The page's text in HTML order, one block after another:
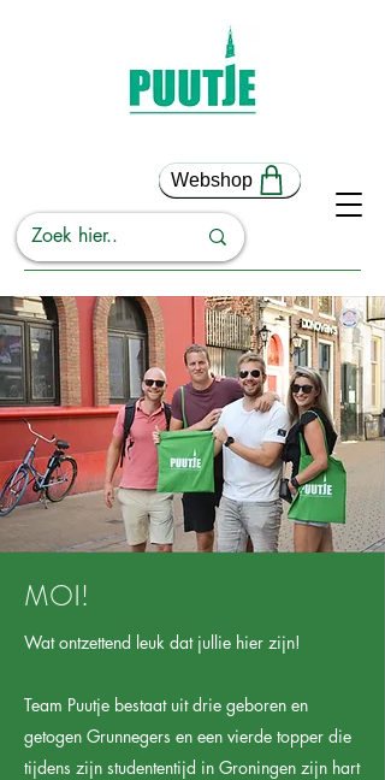
Webshop
MOI!
Wat ontzettend leuk dat jullie hier zijn!
Team Puutje bestaat uit drie geboren en
getogen Grunnegers en een vierde topper die
tijdens zijn studententijd in Groningen zijn hart